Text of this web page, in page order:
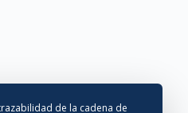
de la cadena de